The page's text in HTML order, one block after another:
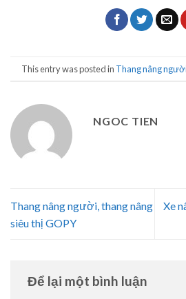
This entry was posted in Thang nâng
NGOC TIEN
Thang nâng người, thang nâng
siêu thị GOPY
Xe
Để lại một bình luận